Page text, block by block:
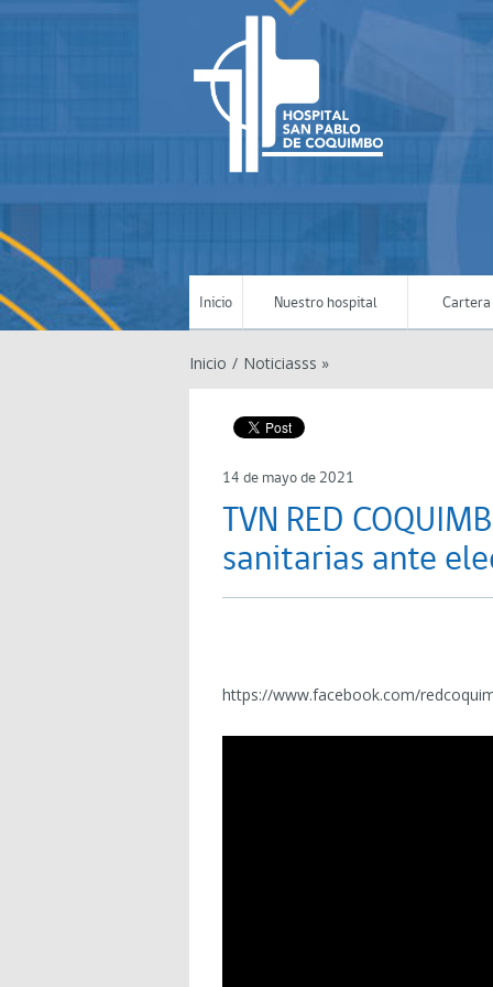
Inicio Nuestro hospital Cartera
Inicio / Noticiasss »
14 de mayo de 2021
TVN RED
sanitarias ante
https://www.facebook.com/